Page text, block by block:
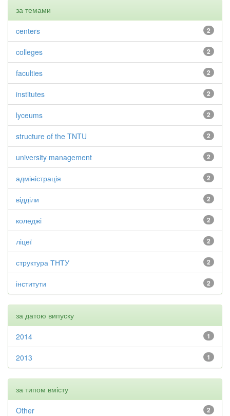
за темами
2
centers
2
colleges
2
faculties
2
institutes
2
lyceums
2
structure of the TNTU
2
university management
2
адміністрація
2
відділи
2
коледжі
2
ліцеї
2
структура ТНТУ
2
інститути
за датою випуску
1
2014
1
2013
за типом вмісту
2
Other